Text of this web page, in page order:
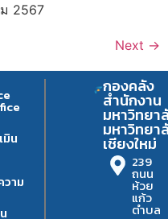
2567
Next →
มิน
าม
กองคลัง
สำนักงาน
มหาวิทยา
มหาวิทยา
เชียงใหม่
239
ถนน
ห้วย
แก้ว
ตำบล